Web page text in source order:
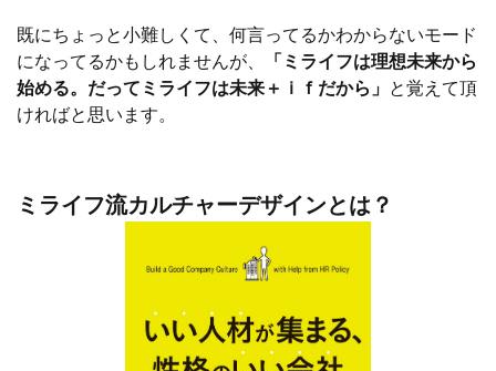
既にちょっと小難しくて、何言ってるかわからないモード
になってるかもしれませんが、
「ミライフは理想未来から
始める。だってミライフは未来＋ｉｆだから」 と覚えて頂
ければと思います。
ミライフ流カルチャーデザインとは？